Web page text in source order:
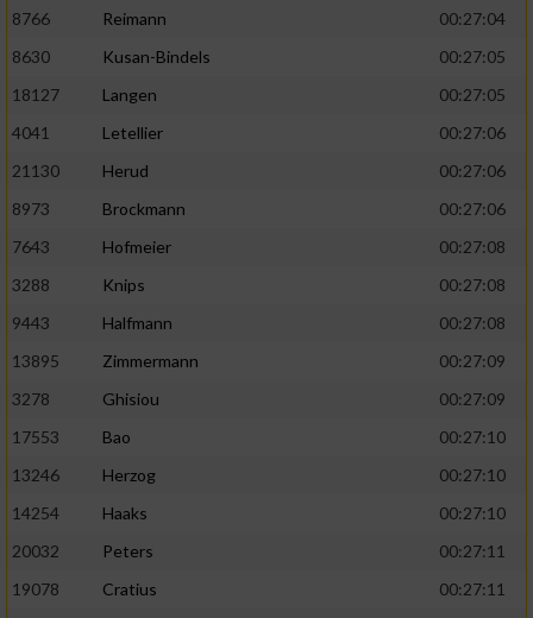
8766
Reimann
00:27:04
8630
Kusan-Bindels
00:27:05
18127
Langen
00:27:05
4041
Letellier
00:27:06
21130
Herud
00:27:06
8973
Brockmann
00:27:06
7643
Hofmeier
00:27:08
3288
Knips
00:27:08
9443
Halfmann
00:27:08
13895
Zimmermann
00:27:09
3278
Ghisiou
00:27:09
17553
Bao
00:27:10
13246
Herzog
00:27:10
14254
Haaks
00:27:10
20032
Peters
00:27:11
19078
Cratius
00:27:11